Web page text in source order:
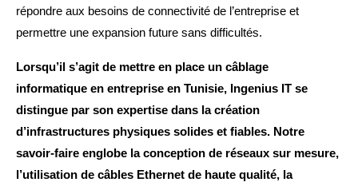
répondre aux besoins de connectivité de l’entreprise et
permettre une expansion future sans difficultés.
Lorsqu’il s’agit de mettre en place un câblage
informatique en entreprise en Tunisie, Ingenius IT se
distingue par son expertise dans la création
d’infrastructures physiques solides et fiables. Notre
savoir-faire englobe la conception de réseaux sur mesure,
l’utilisation de câbles Ethernet de haute qualité, la